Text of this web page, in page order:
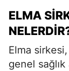
ELMA
Elma
genel sağlık